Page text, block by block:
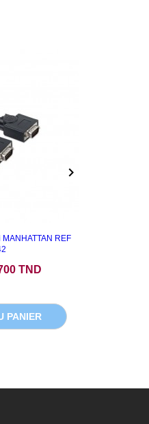
REF
TND
PANIER
